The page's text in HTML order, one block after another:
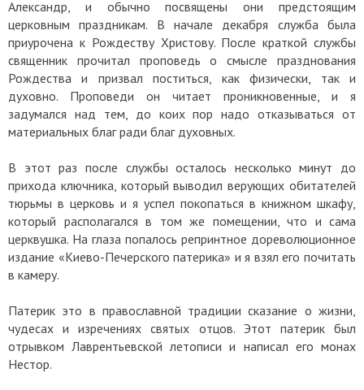
Александр, и обычно посвящены они предстоящим
церковным праздникам. В начале декабря служба была
приурочена к Рождеству Христову. После краткой службы
священник прочитал проповедь о смысле празднования
Рождества и призвал поститься, как физически, так и
духовно. Проповеди он читает проникновенные, и я
задумался над тем, до коих пор надо отказываться от
материальных благ ради благ духовных.
В этот раз после службы осталось несколько минут до
прихода ключника, который выводил верующих обитателей
тюрьмы в церковь и я успел покопаться в книжном шкафу,
который располагался в том же помещении, что и сама
церквушка. На глаза попалось репринтное дореволюционное
издание «Киево-Печерского патерика» и я взял его почитать
в камеру.
Патерик это в православной традиции сказание о жизни,
чудесах и изречениях святых отцов. Этот патерик был
отрывком Лаврентьевской летописи и написал его монах
Нестор.